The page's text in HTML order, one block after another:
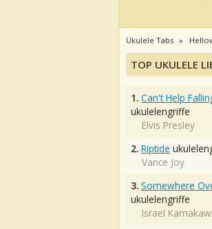
Ukulele Tabs
TOP UKULELE
1. Can't Help
ukulelengriffe
Elvis Presley
2. Riptide
Vance Joy
3. Somewhere
ukulelengriffe
Israel